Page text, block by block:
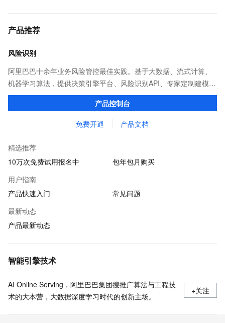
产品推荐
风险识别
阿里巴巴十余年业务风险管控最佳实践。基于大数据、流式计算、
机器学习算法，提供决策引擎平台、风险识别API、专家定制建模等
多维风控服务，一站式解决企业在用户注册、运营活动、交易、信
贷审核等关键业务中所遇到的欺诈问题。
产品控制台
免费开通 产品文档
精选推荐
10万次免费试用报名中
包年包月购买
用户指南
产品快速入门
常见问题
最新动态
产品最新动态
智能引擎技术
AI Online Serving，阿里巴巴集团搜推广算法与工程技
术的大本营，大数据深度学习时代的创新主场。
+关注